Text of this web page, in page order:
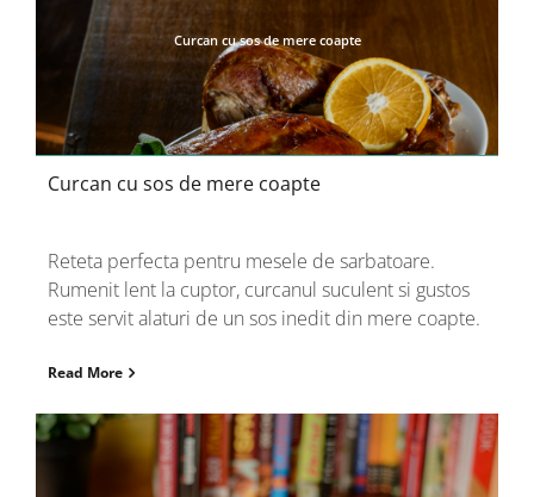
Curcan cu sos de mere coapte
Curcan cu sos de mere coapte
Reteta perfecta pentru mesele de sarbatoare.
Rumenit lent la cuptor, curcanul suculent si gustos
este servit alaturi de un sos inedit din mere coapte.
Read More